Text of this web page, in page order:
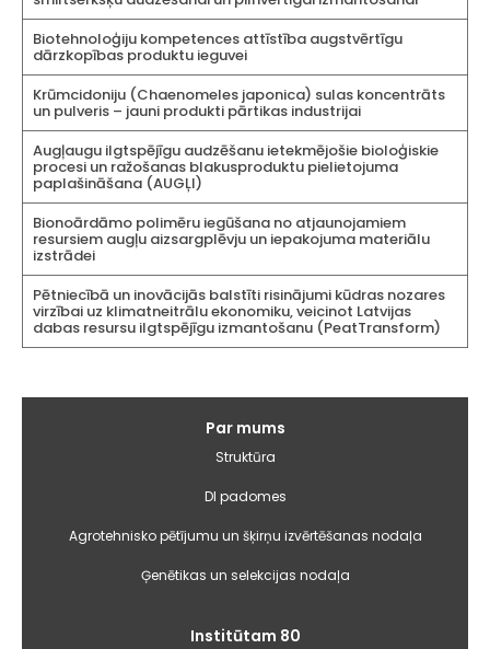
Biotehnoloģiju kompetences attīstība augstvērtīgu
dārzkopības produktu ieguvei
Krūmcidoniju (Chaenomeles japonica) sulas koncentrāts
un pulveris – jauni produkti pārtikas industrijai
Augļaugu ilgtspējīgu audzēšanu ietekmējošie bioloģiskie
procesi un ražošanas blakusproduktu pielietojuma
paplašināšana (AUGĻI)
Bionoārdāmo polimēru iegūšana no atjaunojamiem
resursiem augļu aizsargplēvju un iepakojuma materiālu
izstrādei
Pētniecībā un inovācijās balstīti risinājumi kūdras nozares
virzībai uz klimatneitrālu ekonomiku, veicinot Latvijas
dabas resursu ilgtspējīgu izmantošanu (PeatTransform)
Par mums
Struktūra
DI padomes
Agrotehnisko pētījumu un šķirņu izvērtēšanas nodaļa
Ģenētikas un selekcijas nodaļa
Institūtam 80